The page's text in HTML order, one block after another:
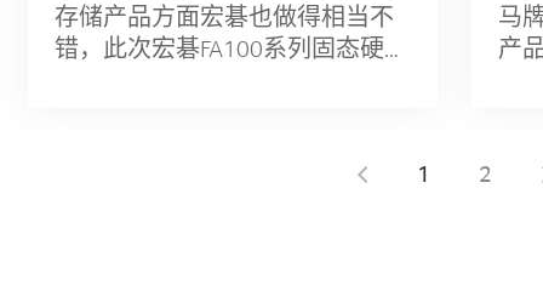
存储产品方面宏碁也做得相当不
错，此次宏碁FA100系列固态硬盘
马
产
1 2